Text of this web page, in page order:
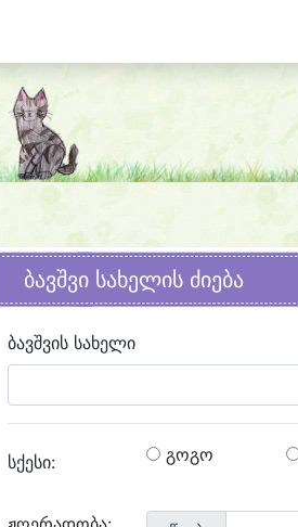
ბავშვი სახელის ძიება
ბავშვის სახელი
სქესი: გოგო